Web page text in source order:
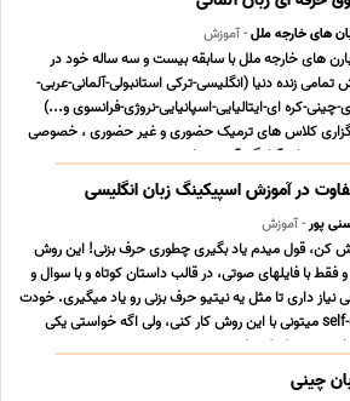
های خارجه ملل- آموزش
های خارجه ملل با سابقه بیست و سه ساله خود در
تمامی زنده دنیا (انگلیسی-ترکی استانبولی-آلمانی-عربی-
کره ای-ایتالیایی-اسپانیایی-نروژی-فرانسوی و...)
کلاس های ترمیک حضوری و غیر حضوری ، خصوصی
دوره های آمادگی آزمون های ... ...
در آموزش اسپیکینگ زبان انگلیسی
پور- آموزش
کن، قول میدم یاد بگیری چطوری حرف بزنی! این روش
و فقط با فایلهای صوتی، در قالب داستان کوتاه و با سوال و
داری تا مثل یه نیتیو حرف بزنی رو یاد میگیری. خودت
هم self-study میتونی با این روش کار کنی، ولی اگه خواستی یکی
این مسیر کمکت کنه و ... ...
چینی